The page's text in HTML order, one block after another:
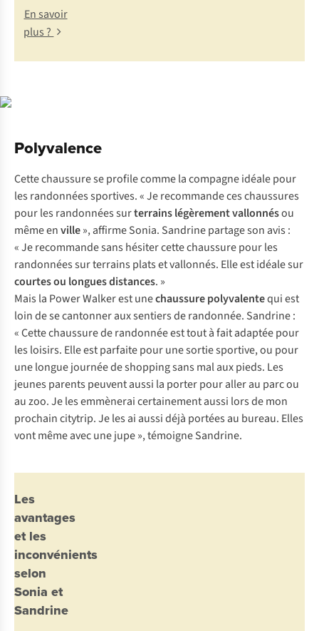
En savoir
plus ?
Polyvalence
Cette chaussure se profile comme la compagne idéale pour
les randonnées sportives. « Je recommande ces chaussures
pour les randonnées surterrains légèrement vallonnésou
même enville», affirme Sonia. Sandrine partage son avis :
« Je recommande sans hésiter cette chaussure pour les
randonnées sur terrains plats et vallonnés. Elle est idéale sur
courtes ou longues distances. »
Mais la Power Walker est unechaussure polyvalentequi est
loin de se cantonner aux sentiers de randonnée. Sandrine :
« Cette chaussure de randonnée est tout à fait adaptée pour
les loisirs. Elle est parfaite pour une sortie sportive, ou pour
une longue journée de shopping sans mal aux pieds. Les
jeunes parents peuvent aussi la porter pour aller au parc ou
au zoo. Je les emmènerai certainement aussi lors de mon
prochain citytrip. Je les ai aussi déjà portées au bureau. Elles
vont même avec une jupe », témoigne Sandrine.
Les
avantages
et les
inconvénients
selon
Sonia et
Sandrine